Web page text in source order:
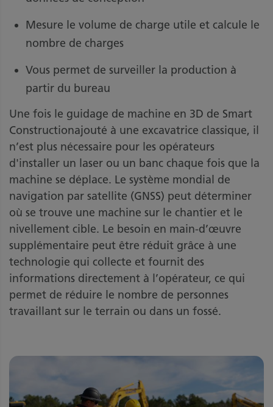
Mesure le volume de charge utile et calcule le
nombre de charges
Vous permet de surveiller la production à
partir du bureau
Une fois le guidage de machine en 3D de Smart
Constructionajouté à une excavatrice classique, il
n’est plus nécessaire pour les opérateurs
d'installer un laser ou un banc chaque fois que la
machine se déplace. Le système mondial de
navigation par satellite (GNSS) peut déterminer
où se trouve une machine sur le chantier et le
nivellement cible. Le besoin en main-d’œuvre
supplémentaire peut être réduit grâce à une
technologie qui collecte et fournit des
informations directement à l’opérateur, ce qui
permet de réduire le nombre de personnes
travaillant sur le terrain ou dans un fossé.